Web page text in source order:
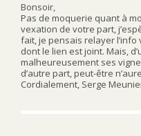
Bonsoir,
Pas de moquerie quant à
vexation de votre part,
fait, je pensais relayer
dont le lien est joint. Mais,
malheureusement ses
d’autre part, peut-être
Cordialement, Serge